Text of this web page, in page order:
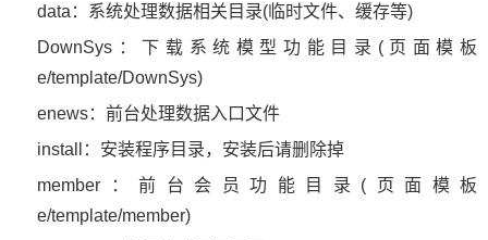
data：系统处理数据相关目录(临时文件、缓存等)
DownSys：下载系统模型功能目录(页面模板
e/template/DownSys)
enews：前台处理数据入口文件
install：安装程序目录，安装后请删除掉
member：前台会员功能目录(页面模板
e/template/member)